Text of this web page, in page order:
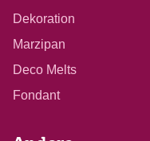
Dekoration
Marzipan
Deco Melts
Fondant